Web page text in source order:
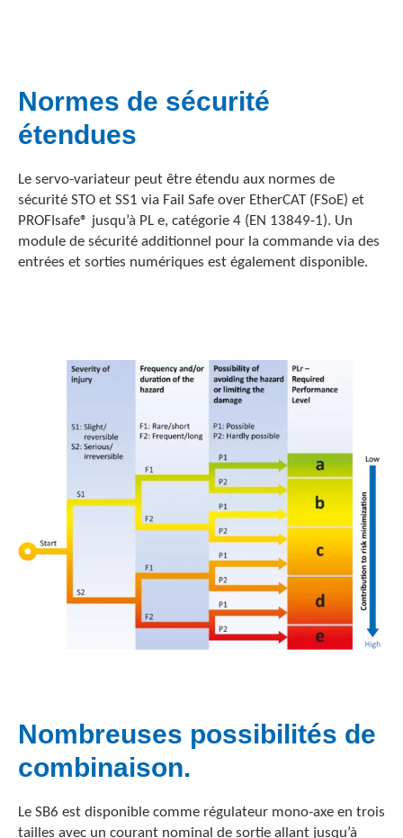
Normes de sécurité
étendues
Le servo-variateur peut être étendu aux normes de
sécurité STO et SS1 via Fail Safe over EtherCAT (FSoE) et
PROFIsafe® jusqu’à PL e, catégorie 4 (EN 13849-1). Un
module de sécurité additionnel pour la commande via des
entrées et sorties numériques est également disponible.
Nombreuses possibilités de
combinaison.
Le SB6 est disponible comme régulateur mono-axe en trois
tailles avec un courant nominal de sortie allant jusqu’à